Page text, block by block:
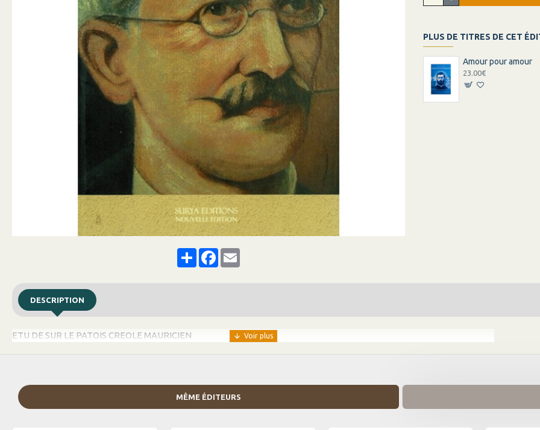
ShareFacebook
Email
PLUS DE TITRES DE CET
Amour pour amour
23.00€
DESCRIPTION
ETU DE SUR LE PATOIS CREOLE MAURICIEN
MÊME ÉDITEURS